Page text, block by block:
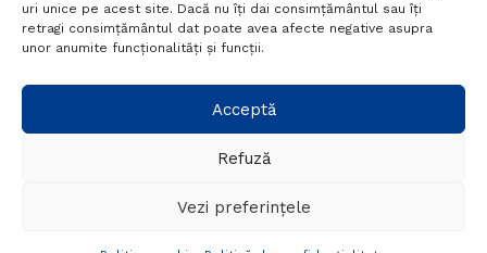
uri unice pe acest site. Dacă nu îți dai consimțământul sau îți
retragi consimțământul dat poate avea afecte negative asupra
unor anumite funcționalități și funcții.
Acceptă
Refuză
Vezi preferințele
Termeni si conditii
Politică de confidențialitate
Politica cookies
Setări GDPR
+40 788 760 194